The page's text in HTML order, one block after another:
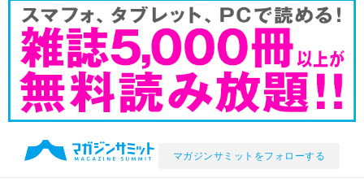
マガジンサミットをフォローする